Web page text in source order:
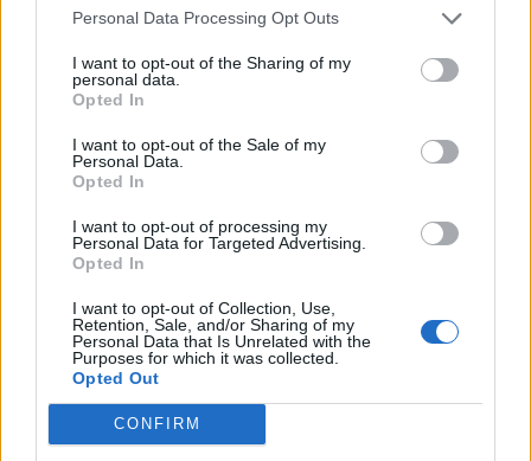
Personal Data Processing Opt Outs
I want to opt-out of the Sharing of my
personal data.
Opted In
I want to opt-out of the Sale of my
Personal Data.
Opted In
I want to opt-out of processing my
Personal Data for Targeted Advertising.
Opted In
I want to opt-out of Collection, Use,
Retention, Sale, and/or Sharing of my
Personal Data that Is Unrelated with the
Purposes for which it was collected.
Opted Out
CONFIRM